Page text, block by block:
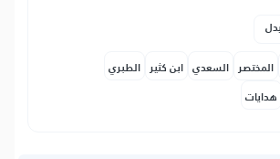
المختصر السعدي ابن كثير الطبري
هدايات